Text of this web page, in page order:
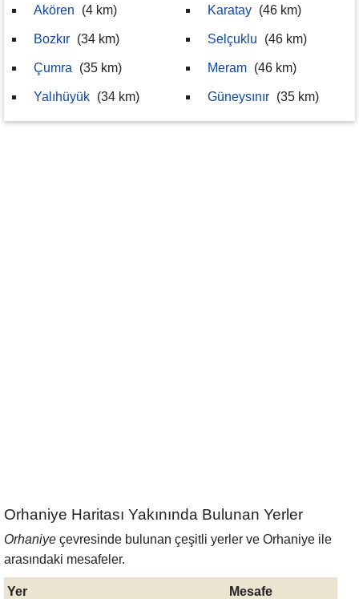
Akören (4 km)
Bozkır (34 km)
Çumra (35 km)
Yalıhüyük (34 km)
Karatay (46 km)
Selçuklu (46 km)
Meram (46 km)
Güneysınır (35 km)
Orhaniye Haritası Yakınında Bulunan Yerler
Orhaniye çevresinde bulunan çeşitli yerler ve Orhaniye ile
arasındaki mesafeler.
Yer
Mesafe